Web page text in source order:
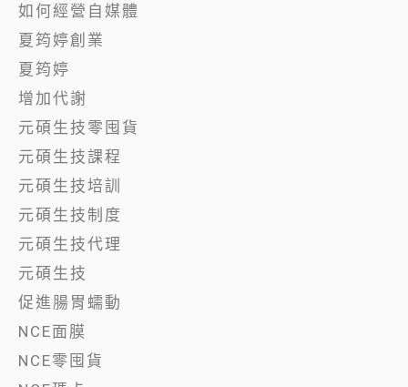
如何經營自媒體
夏筠婷創業
夏筠婷
增加代謝
元碩生技零囤貨
元碩生技課程
元碩生技培訓
元碩生技制度
元碩生技代理
元碩生技
促進腸胃蠕動
NCE面膜
NCE零囤貨